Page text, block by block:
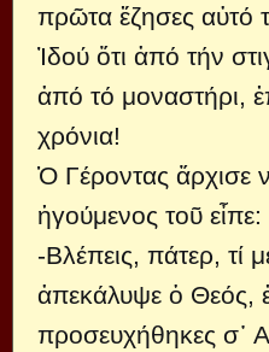
πρῶτα ἔζησες αὐτό
Ἰδού ὅτι ἀπό τήν
ἀπό τό μοναστήρι,
χρόνια!
Ὁ Γέροντας ἄρχισε
ἡγούμενος τοῦ εἶπε:
-Βλέπεις, πάτερ, τί
ἀπεκάλυψε ὁ Θεός,
προσευχήθηκες σ᾿